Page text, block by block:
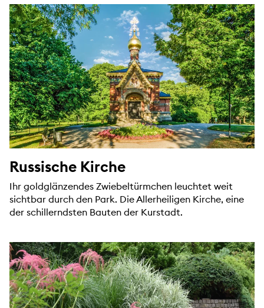
Russische Kirche
Ihr goldglänzendes Zwiebeltürmchen leuchtet weit
sichtbar durch den Park. Die Allerheiligen Kirche, eine
der schillerndsten Bauten der Kurstadt.